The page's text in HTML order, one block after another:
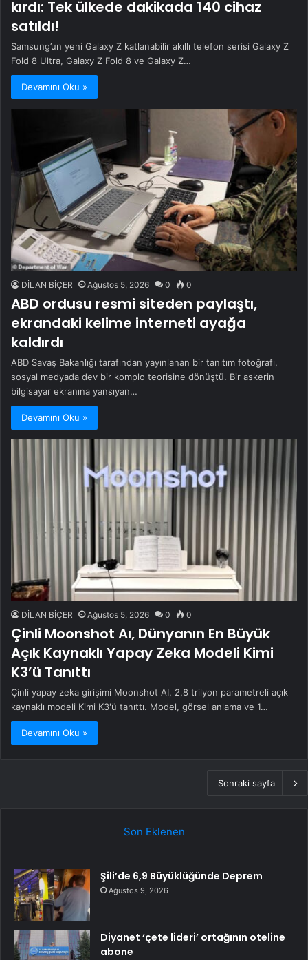
kırdı: Tek ülkede dakikada 140 cihaz
satıldı!
Samsung’un yeni Galaxy Z katlanabilir akıllı telefon serisi Galaxy Z
Fold 8 Ultra, Galaxy Z Fold 8 ve Galaxy Z…
Devamını Oku »
DİLAN BİÇER Ağustos 5, 2026 0 0
ABD ordusu resmi siteden paylaştı,
ekrandaki kelime interneti ayağa
kaldırdı
ABD Savaş Bakanlığı tarafından yayınlanan bir tanıtım fotoğrafı,
sosyal medyada dev bir komplo teorisine dönüştü. Bir askerin
bilgisayar ekranına yansıyan…
Devamını Oku »
DİLAN BİÇER Ağustos 5, 2026 0 0
Çinli Moonshot Aı, Dünyanın En Büyük
Açık Kaynaklı Yapay Zeka Modeli Kimi
K3’ü Tanıttı
Çinli yapay zeka girişimi Moonshot AI, 2,8 trilyon parametreli açık
kaynaklı modeli Kimi K3'ü tanıttı. Model, görsel anlama ve 1…
Devamını Oku »
Sonraki sayfa
Son Eklenen
Şili’de 6,9 Büyüklüğünde Deprem
Ağustos 9, 2026
Diyanet ‘çete lideri’ ortağının oteline
abone